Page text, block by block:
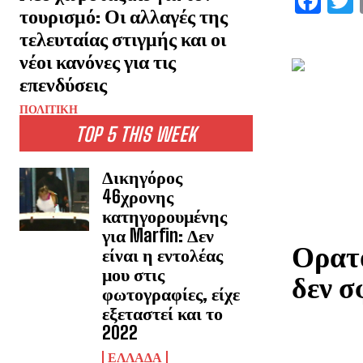
τουρισμό: Οι αλλαγές της
τελευταίας στιγμής και οι
νέοι κανόνες για τις
επενδύσεις
ΠΟΛΙΤΙΚΗ
TOP 5 THIS WEEK
Δικηγόρος
46χρονης
κατηγορουμένης
για Marfin: Δεν
είναι η εντολέας
μου στις
φωτογραφίες, είχε
εξεταστεί και το
2022
ΕΛΛΑΔΑ
δεν